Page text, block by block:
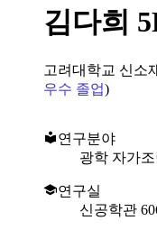
김다희
고려대학교 신소
우수 졸업)
연구분야
광학 자가
연구실
신공학관